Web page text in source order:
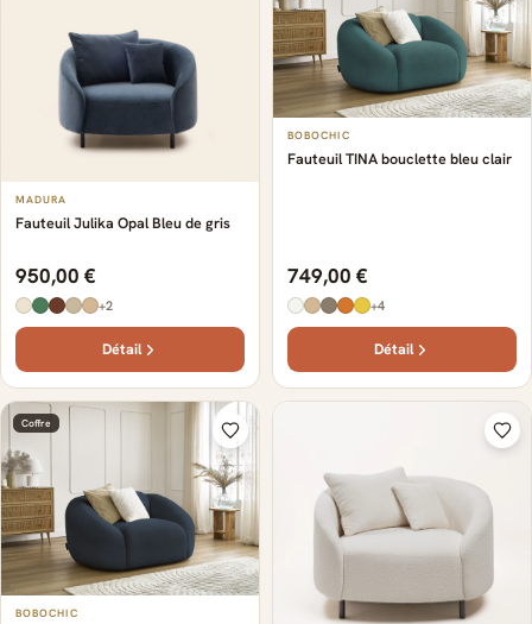
MADURA
Fauteuil Julika Opal Bleu de gris
950,00 €
+2
Détail
BOBOCHIC
Fauteuil TINA bouclette bleu clair
749,00 €
+4
Détail
Coffre
BOBOCHIC